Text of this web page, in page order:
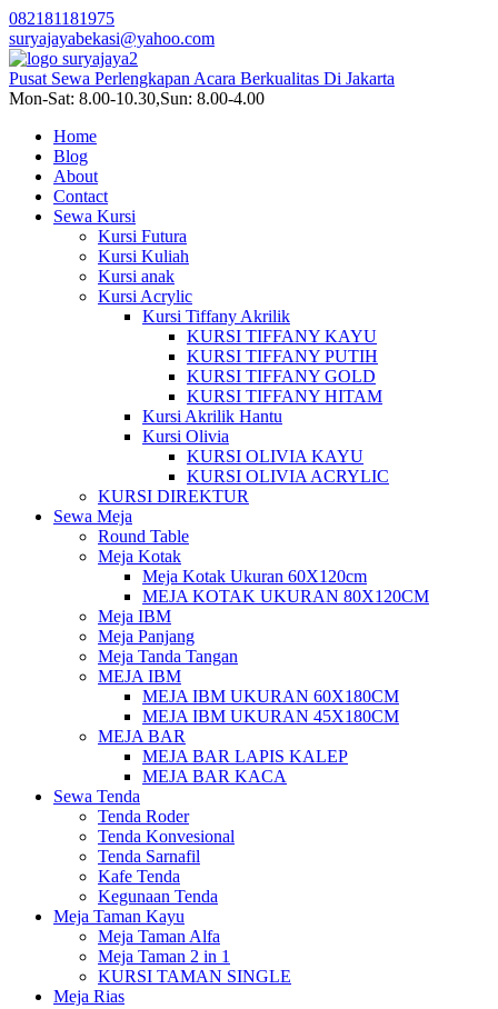
082181181975
suryajayabekasi@yahoo.com
Pusat Sewa Perlengkapan Acara Berkualitas Di Jakarta
Mon-Sat: 8.00-10.30,Sun: 8.00-4.00
Home
Blog
About
Contact
Sewa Kursi
Kursi Futura
Kursi Kuliah
Kursi anak
Kursi Acrylic
Kursi Tiffany Akrilik
KURSI TIFFANY KAYU
KURSI TIFFANY PUTIH
KURSI TIFFANY GOLD
KURSI TIFFANY HITAM
Kursi Akrilik Hantu
Kursi Olivia
KURSI OLIVIA KAYU
KURSI OLIVIA ACRYLIC
KURSI DIREKTUR
Sewa Meja
Round Table
Meja Kotak
Meja Kotak Ukuran 60X120cm
MEJA KOTAK UKURAN 80X120CM
Meja IBM
Meja Panjang
Meja Tanda Tangan
MEJA IBM
MEJA IBM UKURAN 60X180CM
MEJA IBM UKURAN 45X180CM
MEJA BAR
MEJA BAR LAPIS KALEP
MEJA BAR KACA
Sewa Tenda
Tenda Roder
Tenda Konvesional
Tenda Sarnafil
Kafe Tenda
Kegunaan Tenda
Meja Taman Kayu
Meja Taman Alfa
Meja Taman 2 in 1
KURSI TAMAN SINGLE
Meja Rias